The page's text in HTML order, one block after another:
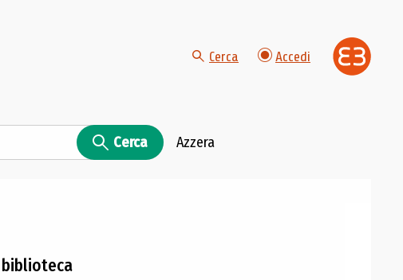
Cerca Accedi
Cerca Azzera
biblioteca